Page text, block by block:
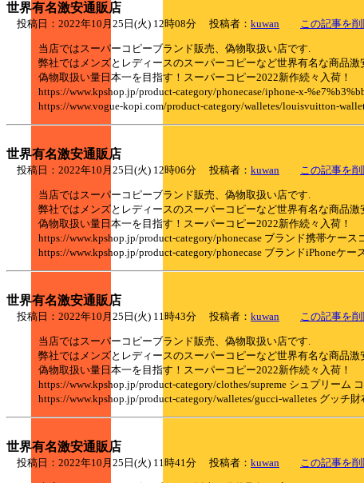
世界有名激安通販店
投稿日：2022年10月25日(火) 12時08分 投稿者： kuwan この記事を
当店ではスーパーコピーブランド販売、偽物取扱い店です.
弊社ではメンズとレディースのスーパーコピーなど世界有名な商品激
偽物取扱い量日本一を目指す！スーパーコピー2022新作続々入荷！
https://www.kpshop.jp/product-category/phonecase/iphone-x-
https://www.vogue-kopi.com/product-category/walletes/louisvuitton-
世界有名激安通販店
投稿日：2022年10月25日(火) 12時06分 投稿者： kuwan この記事を
当店ではスーパーコピーブランド販売、偽物取扱い店です.
弊社ではメンズとレディースのスーパーコピーなど世界有名な商品激
偽物取扱い量日本一を目指す！スーパーコピー2022新作続々入荷！
https://www.kpshop.jp/product-category/phonecase ブランド携帯ケース
https://www.kpshop.jp/product-category/phonecase ブランドiPhoneケー
世界有名激安通販店
投稿日：2022年10月25日(火) 11時43分 投稿者： kuwan この記事を
当店ではスーパーコピーブランド販売、偽物取扱い店です.
弊社ではメンズとレディースのスーパーコピーなど世界有名な商品激
偽物取扱い量日本一を目指す！スーパーコピー2022新作続々入荷！
https://www.kpshop.jp/product-category/clothes/supreme シュプリーム
https://www.kpshop.jp/product-category/walletes/gucci-walletes グッチ
世界有名激安通販店
投稿日：2022年10月25日(火) 11時41分 投稿者： kuwan この記事を